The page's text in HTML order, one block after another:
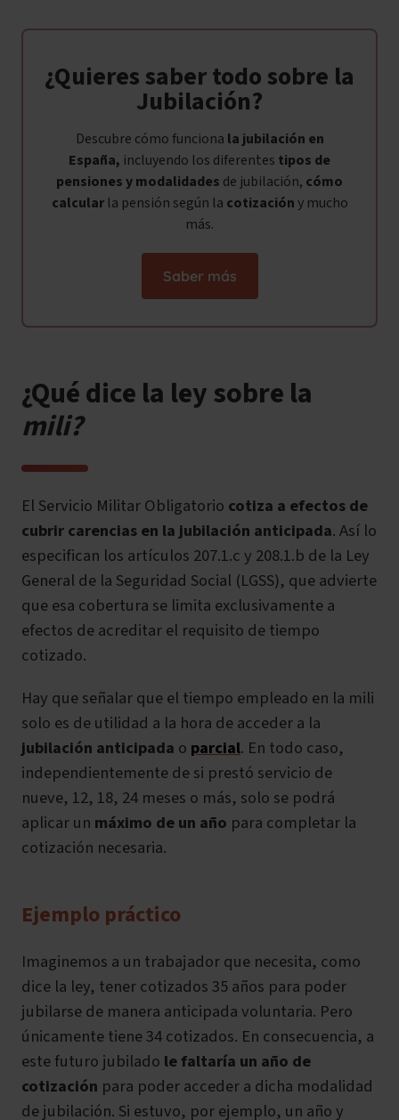
¿Quieres saber todo sobre la
Jubilación?
Descubre cómo funciona la jubilación en
España, incluyendo los diferentes tipos de
pensiones y modalidades de jubilación, cómo
calcularla pensión según la cotizacióny mucho
más.
Saber más
¿Qué dice la ley sobre la
mili?
El Servicio Militar Obligatorio cotiza a efectos de
cubrir carencias en la jubilación anticipada. Así lo
especifican los artículos 207.1.c y 208.1.b de la Ley
General de la Seguridad Social (LGSS), que advierte
que esa cobertura se limita exclusivamente a
efectos de acreditar el requisito de tiempo
cotizado.
Hay que señalar que el tiempo empleado en la mili
solo es de utilidad a la hora de acceder a la
jubilación anticipada o parcial. En todo caso,
independientemente de si prestó servicio de
nueve, 12, 18, 24 meses o más, solo se podrá
aplicar un máximo de un año para completar la
cotización necesaria.
Ejemplo práctico
Imaginemos a un trabajador que necesita, como
dice la ley, tener cotizados 35 años para poder
jubilarse de manera anticipada voluntaria. Pero
únicamente tiene 34 cotizados. En consecuencia, a
este futuro jubilado le faltaría un año de
cotización para poder acceder a dicha modalidad
de jubilación. Si estuvo, por ejemplo, un año y